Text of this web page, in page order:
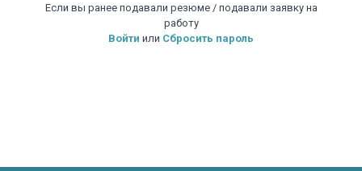
Если вы ранее подавали резюме / подавали заявку на
работу
Войти или Сбросить пароль